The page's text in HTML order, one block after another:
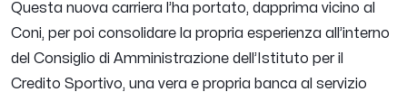
Questa nuova carriera l’ha portato, dapprima vicino al
Coni, per poi consolidare la propria esperienza all’interno
del Consiglio di Amministrazione dell’Istituto per il
Credito Sportivo, una vera e propria banca al servizio